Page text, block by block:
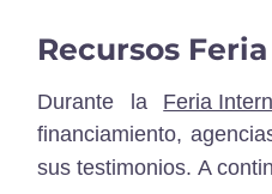
Recursos
Durante la Feria
financiamiento,
sus testimonios. A